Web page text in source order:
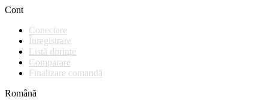
Cont
Conectare
Înregistrare
Listă dorințe
Comparare
Finalizare comandă
Română